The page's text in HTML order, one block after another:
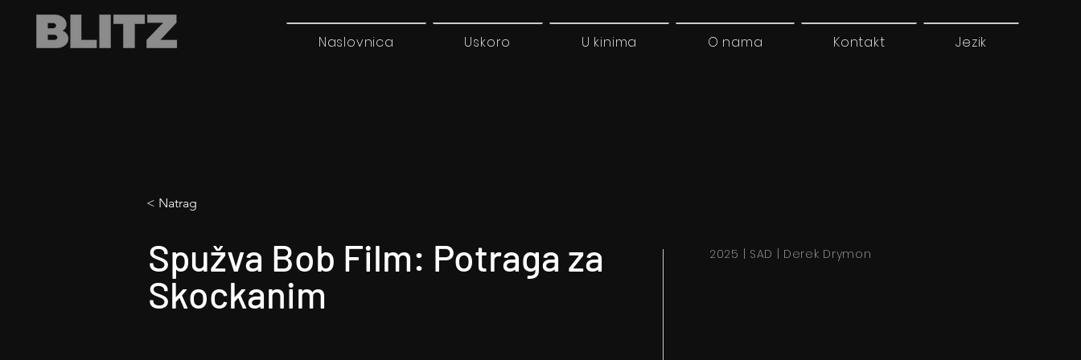
Naslovnica Uskoro U kinima O nama Kontakt Jezik
< Natrag
Spužva Bob Film: Potraga za
Skockanim
2025 | SAD | Derek Drymon